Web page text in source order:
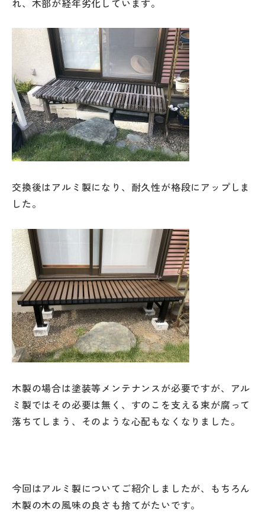
交換後はアルミ製になり、耐久性が格段にアップしま
した。
木製の場合は塗装等メンテナンスが必要ですが、アル
ミ製ではその必要は無く、すのこを支える束が腐って
落ちてしまう、そのような心配もなくなりました。
今回はアルミ製についてご紹介しましたが、もちろん
木製の木の風味の良さも捨てがたいです。